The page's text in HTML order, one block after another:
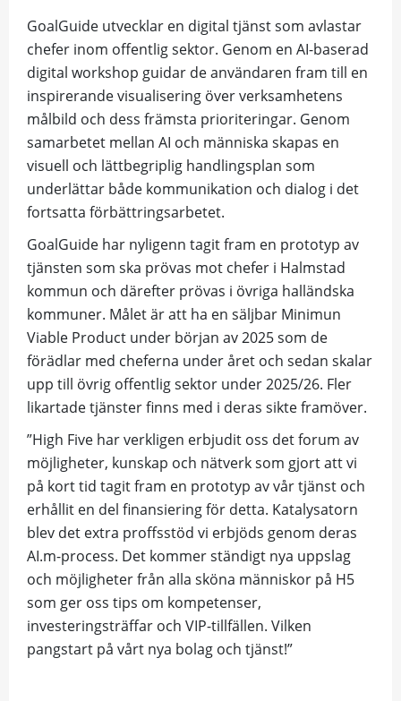
GoalGuide utvecklar en digital tjänst som avlastar
chefer inom offentlig sektor. Genom en AI-baserad
digital workshop guidar de användaren fram till en
inspirerande visualisering över verksamhetens
målbild och dess främsta prioriteringar. Genom
samarbetet mellan AI och människa skapas en
visuell och lättbegriplig handlingsplan som
underlättar både kommunikation och dialog i det
fortsatta förbättringsarbetet.
GoalGuide har nyligenn tagit fram en prototyp av
tjänsten som ska prövas mot chefer i Halmstad
kommun och därefter prövas i övriga halländska
kommuner. Målet är att ha en säljbar Minimun
Viable Product under början av 2025 som de
förädlar med cheferna under året och sedan skalar
upp till övrig offentlig sektor under2025/26. Fler
likartade tjänster finns med i deras sikte framöver.
”High Five har verkligen erbjudit oss det forum av
möjligheter, kunskap och nätverk som gjort att vi
på kort tid tagit fram en prototyp av vår tjänst och
erhållit en del finansiering för detta. Katalysatorn
blev det extra proffsstöd vi erbjöds genom deras
AI.m-process. Det kommer ständigt nya uppslag
och möjligheter från alla sköna människor på H5
som ger oss tips om kompetenser,
investeringsträffar och VIP-tillfällen. Vilken
pangstart på vårt nya bolag och tjänst!”